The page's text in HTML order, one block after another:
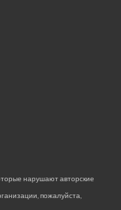
нарушают авторские
пожалуйста,